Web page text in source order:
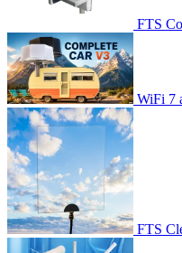
FTS
WiFi 7
FTS